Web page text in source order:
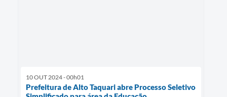
10 OUT 2024 - 00h01
Prefeitura de Alto Taquari abre Processo Seletivo